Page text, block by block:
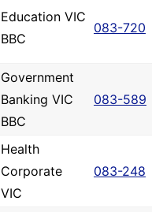
Education VIC
BBC
083-720
Government
Banking VIC
BBC
083-589
Health
Corporate
VIC
083-248